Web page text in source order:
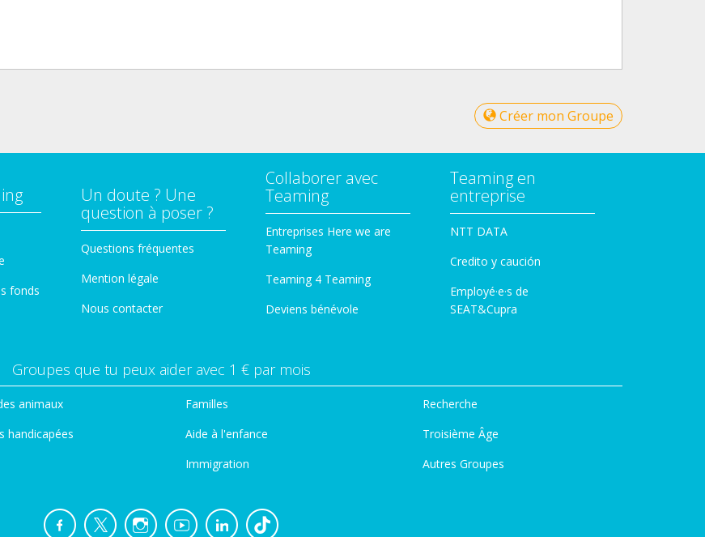
Créer mon Groupe
fonds
Un doute ? Une
question à poser ?
Questions fréquentes
Mention légale
Nous contacter
Collaborer avec
Teaming
Entreprises Here we are
Teaming
Teaming 4 Teaming
Deviens bénévole
Teaming en
entreprise
NTT DATA
Credito y caución
Employé·e·s de
SEAT&Cupra
Groupes que tu peux aider avec 1 € par mois
animaux
handicapées
Familles
Aide à l'enfance
Immigration
Recherche
Troisième Âge
Autres Groupes